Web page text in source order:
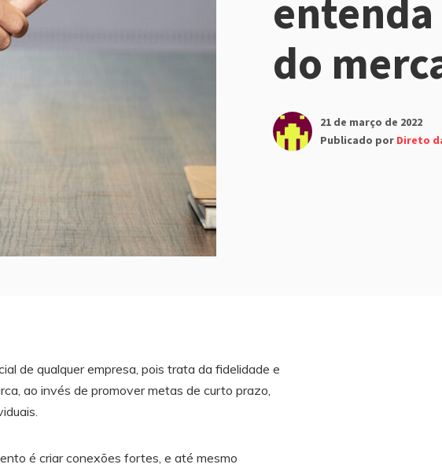
do
21 de março de 2022
Publicado por Direto
de qualquer empresa, pois trata da fidelidade e
ao invés de promover metas de curto prazo,
é criar conexões fortes, e até mesmo